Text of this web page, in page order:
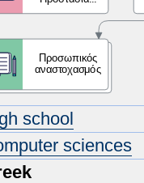
school
sciences